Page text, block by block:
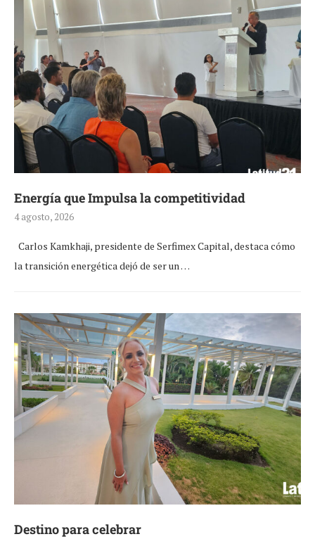
Energía que Impulsa la competitividad
4 agosto, 2026
Carlos Kamkhaji, presidente de Serfimex Capital, destaca cómo
la transición energética dejó de ser un …
Destino para celebrar